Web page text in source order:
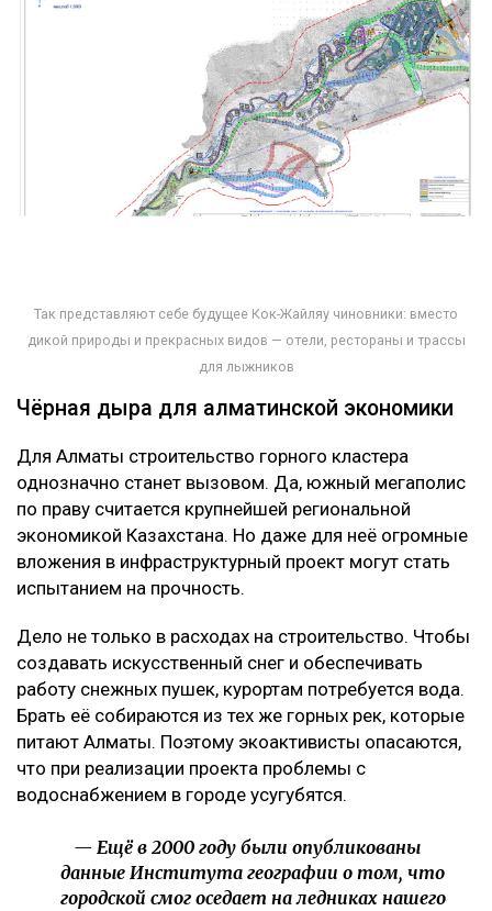
Так представляют себе будущее Кок-Жайляу чиновники: вместо
дикой природы и прекрасных видов — отели, рестораны и трассы
для лыжников
Чёрная дыра для алматинской экономики
Для Алматы строительство горного кластера
однозначно станет вызовом. Да, южный мегаполис
по праву считается крупнейшей региональной
экономикой Казахстана. Но даже для неё огромные
вложения в инфраструктурный проект могут стать
испытанием на прочность.
Дело не только в расходах на строительство. Чтобы
создавать искусственный снег и обеспечивать
работу снежных пушек, курортам потребуется вода.
Брать её собираются из тех же горных рек, которые
питают Алматы. Поэтому экоактивисты опасаются,
что при реализации проекта проблемы с
водоснабжением в городе усугубятся.
— Ещё в 2000 году были опубликованы
данные Института географии о том, что
городской смог оседает на ледниках нашего